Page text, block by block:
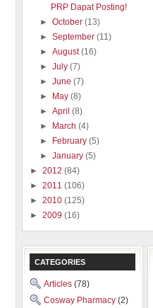
PRP Dapat Posting!
►October(13)
►September(11)
►August(16)
►July(7)
►June(7)
►
May(8)
►April(8)
►
March(4)
►
February(5)
►January(5)
► 2012 (84)
► 2011 (106)
► 2010 (125)
► 2009 (16)
CATEGORIES
Articles (78)
Cosway Pharmacy (2)